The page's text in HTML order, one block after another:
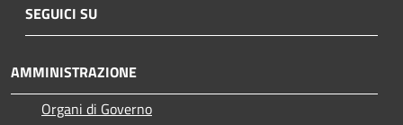
SEGUICI SU
AMMINISTRAZIONE
Organi di Governo